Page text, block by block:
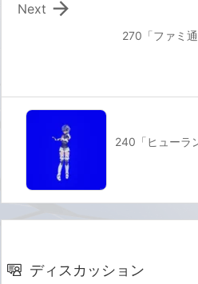
270「ファミ通

Next
240「ヒューラ
ディスカッション